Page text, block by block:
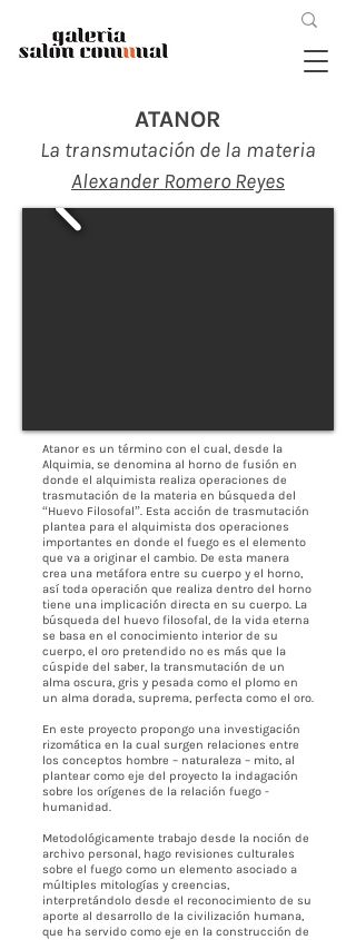
ATANOR
La transmutación de la materia
Alexander Romero Reyes
Atanor es un término con el cual, desde la
Alquimia, se denomina al horno de fusión en
donde el alquimista realiza operaciones de
trasmutación de la materia en búsqueda del
“Huevo Filosofal”. Esta acción de trasmutación
plantea para el alquimista dos operaciones
importantes en donde el fuego es el elemento
que va a originar el cambio. De esta manera
crea una metáfora entre su cuerpo y el horno,
así toda operación que realiza dentro del horno
tiene una implicación directa en su cuerpo. La
búsqueda del huevo filosofal, de la vida eterna
se basa en el conocimiento interior de su
cuerpo, el oro pretendido no es más que la
cúspide del saber, la transmutación de un
alma oscura, gris y pesada como el plomo en
un alma dorada, suprema, perfecta como el oro.
En este proyecto propongo una investigación
rizomática en la cual surgen relaciones entre
los conceptos hombre – naturaleza – mito, al
plantear como eje del proyecto la indagación
sobre los orígenes de la relación fuego -
humanidad.
Metodológicamente trabajo desde la noción de
archivo personal, hago revisiones culturales
sobre el fuego como un elemento asociado a
múltiples mitologías y creencias,
interpretándolo desde el reconocimiento de su
aporte al desarrollo de la civilización humana,
que ha servido como eje en la construcción de